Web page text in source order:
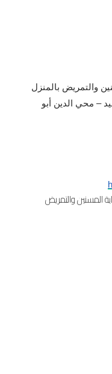
والتمريض بالمنزل
الصيد – محي الدين أبو
الرحمة لرعاية المسنين والتمريض